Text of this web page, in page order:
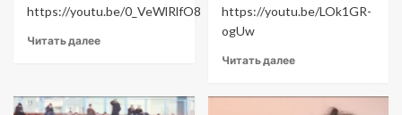
https://youtu.be/0_VeWlRlfO8
Читать далее
https://youtu.be/LOk1GR-
ogUw
Читать далее